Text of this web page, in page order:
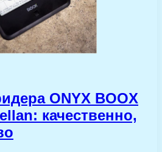
ONYX BOOX
качественно,